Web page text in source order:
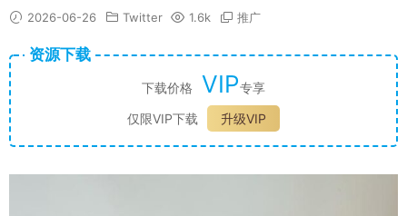
2026-06-26 Twitter 1.6k 推广
资源下载
下载价格 VIP专享
仅限VIP下载
升级VIP